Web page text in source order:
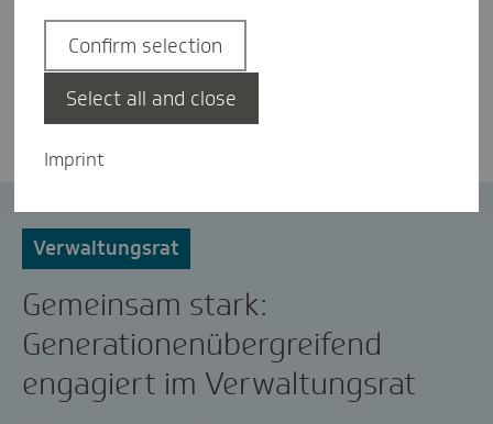
Laura Hassinger
Verwaltungsrat
Gemeinsam stark:
Generationenübergreifend
engagiert im Verwaltungsrat
Imprint
Confirm selection
Select all and close